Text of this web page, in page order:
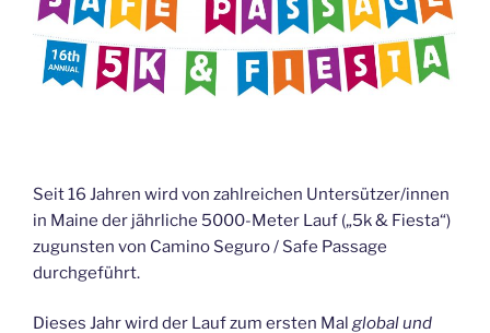
Seit 16 Jahren wird von zahlreichen Untersützer/innen
in Maine der jährliche 5000-Meter Lauf („5k & Fiesta“)
zugunsten von Camino Seguro / Safe Passage
durchgeführt.
Dieses Jahr wird der Lauf zum ersten Mal global und